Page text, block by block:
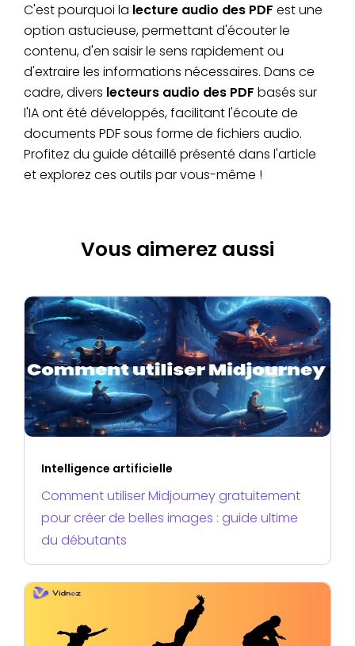
C'est pourquoi la lecture audio des PDF est une
option astucieuse, permettant d'écouter le
contenu, d'en saisir le sens rapidement ou
d'extraire les informations nécessaires. Dans ce
cadre, divers lecteurs audio des PDF basés sur
l'IA ont été développés, facilitant l'écoute de
documents PDF sous forme de fichiers audio.
Profitez du guide détaillé présenté dans l'article
et explorez ces outils par vous-même !
Vous aimerez aussi
Intelligence artificielle
Comment utiliser Midjourney gratuitement
pour créer de belles images : guide ultime
du débutants